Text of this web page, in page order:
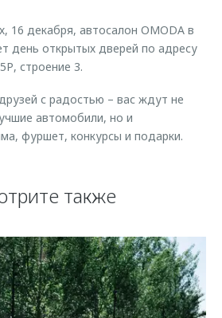
16 декабря, автосалон OMODA в
день открытых дверей по адресу
строение 3.
с радостью – вас ждут не
автомобили, но и
фуршет, конкурсы и подарки.
также